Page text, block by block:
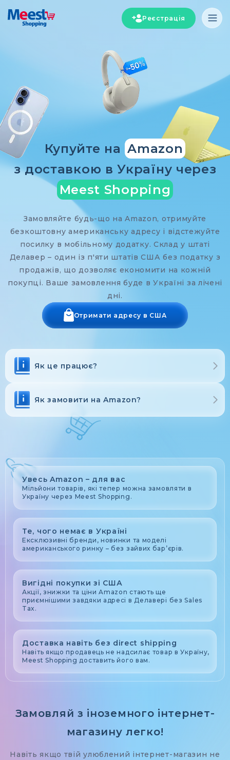
Реєстрація
Купуйте наAmazon
з доставкою в Україну через
Meest Shopping
Замовляйте будь-що на Amazon, отримуйте
безкоштовну американську адресу і відстежуйте
посилку в мобільному додатку. Склад у штаті
Делавер – один із п'яти штатів США без податку з
продажів, що дозволяє економити на кожній
покупці. Ваше замовлення буде в Україні за лічені
дні.
Отримати адресу в США
Як замовити на Amazon?
Як це працює?
Увесь Amazon – для вас
Мільйони товарів, які тепер можна замовляти в
Україну через Meest Shopping.
Те, чого немає в Україні
Ексклюзивні бренди, новинки та моделі
американського ринку – без зайвих бар’єрів.
Вигідні покупки зі США
Акції, знижки та ціни Amazon стають ще
приємнішими завдяки адресі в Делавері без Sales
Tax.
Доставка навіть без direct shipping
Навіть якщо продавець не надсилає товар в Україну,
Meest Shopping доставить його вам.
Замовляй з іноземного інтернет-
магазину легко!
Навіть якщо твій улюблений інтернет-магазин не